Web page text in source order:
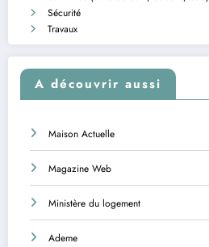
Sécurité
Travaux
A découvrir aussi
Maison Actuelle
Magazine Web
Ministère du logement
Ademe